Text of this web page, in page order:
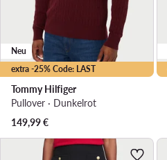
extra -25% Code: LAST
Neu
Tommy Hilfiger
Pullover · Dunkelrot
149,99€